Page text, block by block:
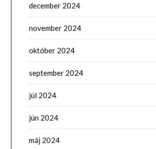
december 2024
november 2024
október 2024
september 2024
júl 2024
jún 2024
máj 2024